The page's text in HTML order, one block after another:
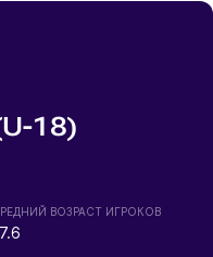
18)
ВОЗРАСТ ИГРОКОВ